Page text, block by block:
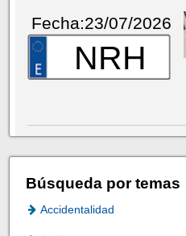
Fecha:23/07/2026
NRH
Búsqueda por temas
Accidentalidad